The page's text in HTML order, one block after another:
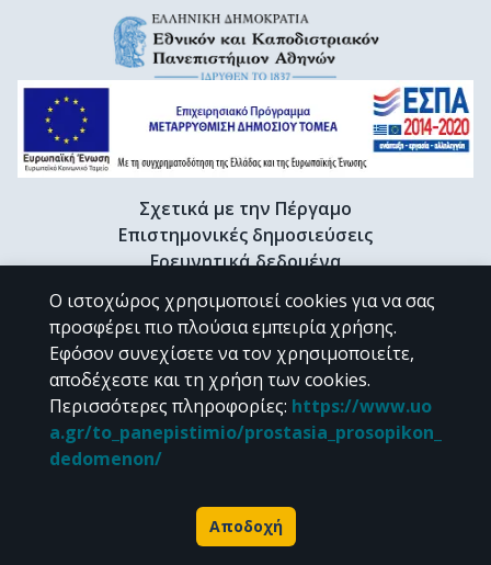
Σχετικά με την Πέργαμο
Επιστημονικές δημοσιεύσεις
Ερευνητικά δεδομένα
Διδακτορικές διατριβές & Γκρίζα βιβλιογραφία
Προφίλ Ερευνητή
CC BY-NC 4.0
Εκτός αν αναφέρεται διαφορετικά, το υλικό της "Περγάμου" διατίθεται
Powered by
Ο ιστοχώρος χρησιμοποιεί cookies για να σας
προσφέρει πιο πλούσια εμπειρία χρήσης.
Εφόσον συνεχίσετε να τον χρησιμοποιείτε,
αποδέχεστε και τη χρήση των cookies.
Περισσότερες πληροφορίες: https://www.uo
a.gr/to_panepistimio/prostasia_prosopikon_
dedomenon/
Αποδοχή